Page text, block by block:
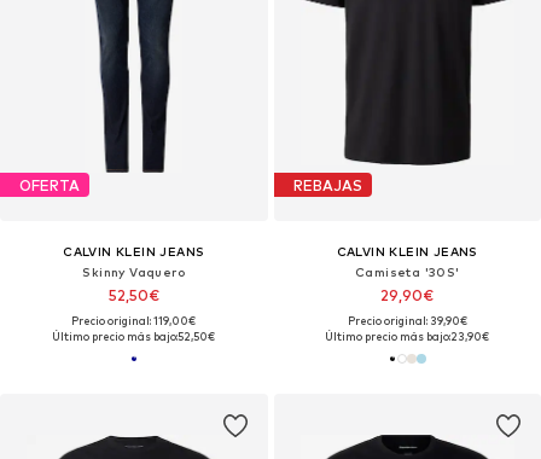
OFERTA
CALVIN KLEIN JEANS
Skinny Vaquero
52,50€
Precio original: 119,00€
Último precio más bajo:52,50€
REBAJAS
CALVIN KLEIN JEANS
Camiseta '30S'
29,90€
Precio original: 39,90€
Último precio más bajo:23,90€